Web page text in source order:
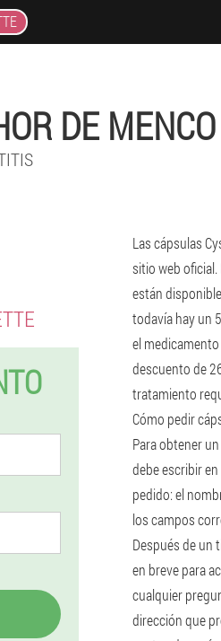
DE MENCO
Las cápsulas
sitio web oficial.
están
todavía hay un
el
descuento de
tratamiento
Cómo pedir
Para obtener
debe escribir
pedido: el
los campos
Después de un
en breve para
cualquier
dirección que